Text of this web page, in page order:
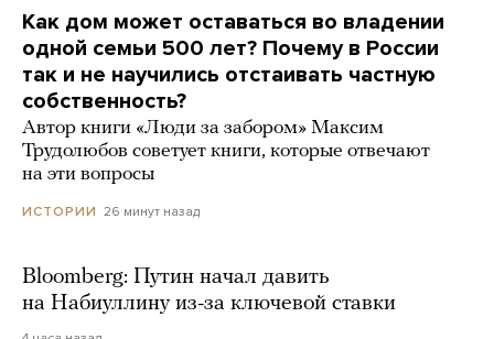
Как дом может оставаться во владении
одной семьи 500 лет? Почему в России
так и не научились отстаивать частную
собственность?
Автор книги «Люди за забором» Максим
Трудолюбов советует книги, которые отвечают
на эти вопросы
ИСТОРИИ 26 минут назад
Bloomberg: Путин начал давить
на Набиуллину из-за ключевой ставки